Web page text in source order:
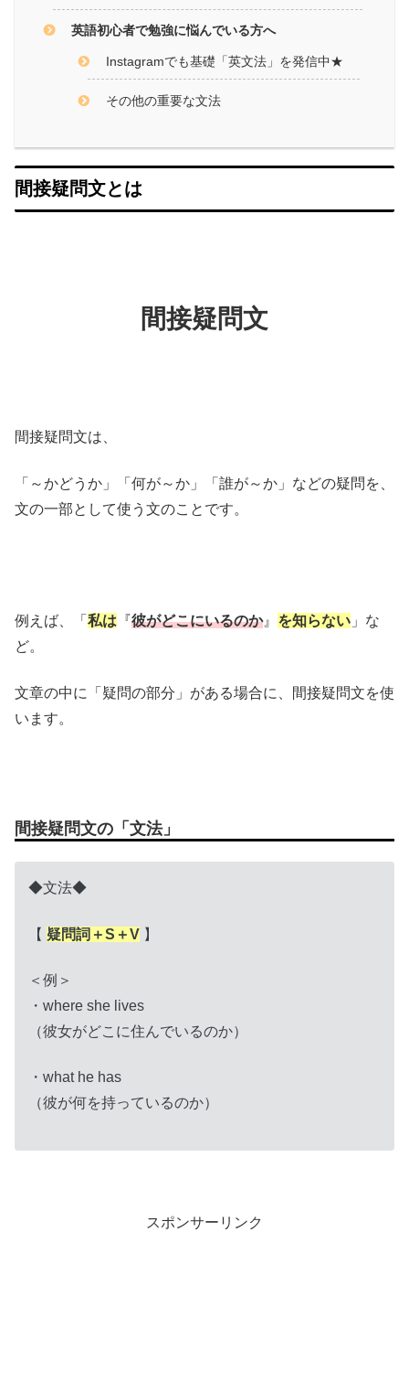
英語初心者で勉強に悩んでいる方へ
Instagramでも基礎「英文法」を発信中★
その他の重要な文法
間接疑問文とは
間接疑問文
間接疑問文は、
「～かどうか」「何が～か」「誰が～か」などの疑問を、
文の一部として使う文のことです。
例えば、「 私は 『彼がどこにいるのか』 を知らない 」な
ど。
文章の中に「疑問の部分」がある場合に、間接疑問文を使
います。
間接疑問文の「文法」
◆文法◆
【 疑問詞＋S＋V 】
＜例＞
・where she lives
（彼女がどこに住んでいるのか）
・what he has
（彼が何を持っているのか）
スポンサーリンク